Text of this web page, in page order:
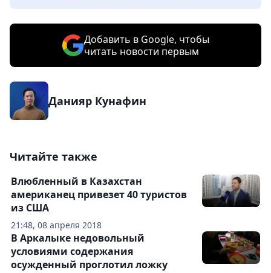
Добавить в Google, чтобы
читать новости первым
Данияр Кунафин
Читайте также
21:48, 08 апреля 2018
Влюбленный в Казахстан
американец привезет 40 туристов
из США
В Аркалыке недовольный
условиями содержания
осужденный проглотил ложку